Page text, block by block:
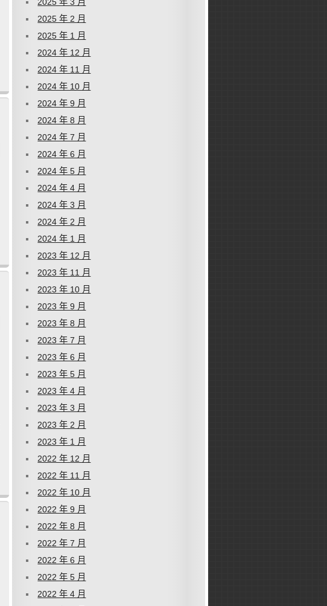
2025 年 2 月
2025 年 1 月
2024 年 12 月
2024 年 11 月
2024 年 10 月
2024 年 9 月
2024 年 8 月
2024 年 7 月
2024 年 6 月
2024 年 5 月
2024 年 4 月
2024 年 3 月
2024 年 2 月
2024 年 1 月
2023 年 12 月
2023 年 11 月
2023 年 10 月
2023 年 9 月
2023 年 8 月
2023 年 7 月
2023 年 6 月
2023 年 5 月
2023 年 4 月
2023 年 3 月
2023 年 2 月
2023 年 1 月
2022 年 12 月
2022 年 11 月
2022 年 10 月
2022 年 9 月
2022 年 8 月
2022 年 7 月
2022 年 6 月
2022 年 5 月
2022 年 4 月